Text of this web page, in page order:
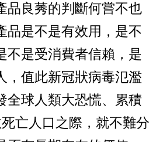
品良莠的判斷何嘗不也
品是不是有效用，是不
不是受消費者信賴，是
，值此新冠狀病毒氾濫
全球人類大恐慌、累積
亡人口之際，就不難分